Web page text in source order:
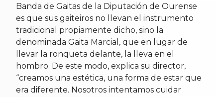
Banda de Gaitas de la Diputación de Ourense
es que sus gaiteiros no llevan el instrumento
tradicional propiamente dicho, sino la
denominada Gaita Marcial, que en lugar de
llevar la ronqueta delante, la lleva en el
hombro. De este modo, explica su director,
“creamos una estética, una forma de estar que
era diferente. Nosotros intentamos cuidar